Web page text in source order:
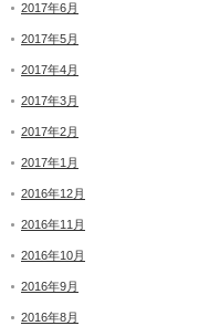
2017年6月
2017年5月
2017年4月
2017年3月
2017年2月
2017年1月
2016年12月
2016年11月
2016年10月
2016年9月
2016年8月